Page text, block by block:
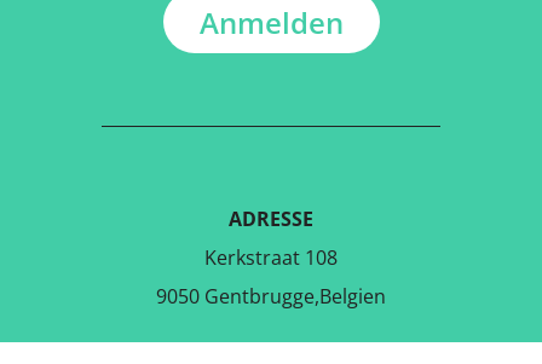
Anmelden
ADRESSE
Kerkstraat 108
9050 Gentbrugge,Belgien